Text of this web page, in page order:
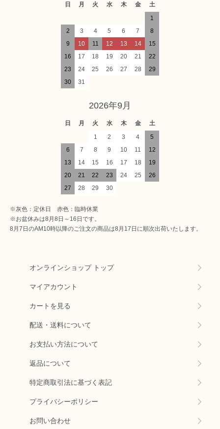
日 月 火 水 木 金
土
1
2
3 4 5 6 7
8
9
10 11 12 13 14
15
16
17 18 19 20 21
22
23
24 25 26 27 28
29
30
31
2026年9月
日 月 火 水 木 金
土
1
2 3 4
5
6
7 8 9 10 11
12
13
14 15 16 17 18
19
20
21 22 23 24 25
26
27
28 29 30
※灰色：定休日 赤色：臨時休業
※お盆休みは8月8日～16日です。
8月7日のAM10時以降のご注文の商品は8月17日に順次出荷いたします。
オンラインショップ トップ
マイアカウント
カートを見る
配送・送料について
お支払い方法について
返品について
特定商取引法に基づく表記
プライバシーポリシー
お問い合わせ